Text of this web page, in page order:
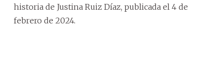
historia de Justina Ruiz Díaz, publicada el 4 de
febrero de 2024.